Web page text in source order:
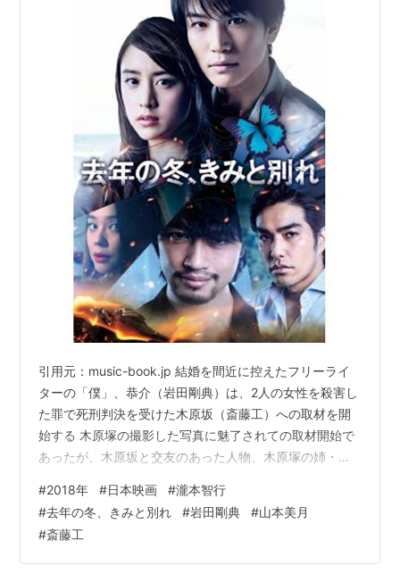
九州の新燃岳が3月1日の噴火に続いて爆発的噴火。
1月以来7年ぶり
森友学園への国有地の売却に際して学園と交渉して
いた近畿財務局の上席国有財産管理官が7日に自殺と
佐川宣寿国税庁長官が辞任
平昌パラリンピックが開幕
中国、習近平国家主席のもと全国人民代表大会で憲
法改正。国家主席の任期を撤廃し3期目以降が可能に
3月12日
財務省、森友学園への国有地払い下げ交渉に際して
決裁済みの文書の改ざんがあったと発表
福岡高裁宮崎支部、原口アヤ子さんの再審開始を認
める。昨年6月28日の鹿児島地裁の決定に続き
3月16日
愛知県の名古屋市教育委員会、市内の公立中学校が
引用元：music-book.jp 結婚を間近に控えたフリーライ
ターの「僕」、恭介（岩田剛典）は、2人の女性を殺害し
た罪で死刑判決を受けた木原坂（斎藤工）への取材を開
始する 木原塚の撮影した写真に魅了されての取材開始で
あったが、木原坂と交友のあった人物、木原塚の姉・朱
事件に至った動機や不可解な点は一向に解決されない 癖
のある人物との接触を続ける中で、抜け出すことのでき
ない深みにはまっていく 芥川賞作家・中村文則のサスペ
ンス小説が原作ということで、タイトルや主演俳優から
#2018年 #日本映画 #瀧本智行
#去年の冬、きみと別れ #岩田剛典 #山本美月
#斎藤工